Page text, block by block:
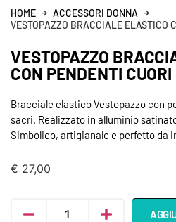
HOME
ACCESSORI DONNA
VESTOPAZZO BRACCIALE ELASTICO
VESTOPAZZO
CON PENDENTI
Bracciale elastico Vestopazzo con
sacri. Realizzato in alluminio
Simbolico, artigianale e perfetto da
€ 27,00